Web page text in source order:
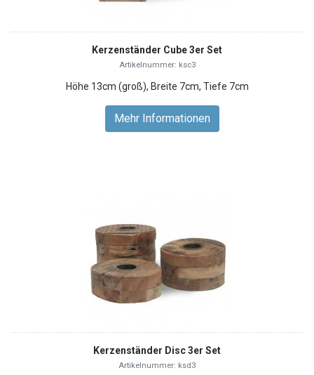
Kerzenständer Cube 3er Set
Artikelnummer: ksc3
Höhe 13cm (groß), Breite 7cm, Tiefe 7cm
Mehr Informationen
Kerzenständer Disc 3er Set
Artikelnummer: ksd3